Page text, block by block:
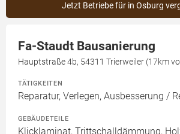
Jetzt Betriebe für in Osburg
Fa-Staudt Bausanierung
Hauptstraße 4b, 54311 Trierweiler (17km
TÄTIGKEITEN
Reparatur, Verlegen, Ausbesserung /
GEBÄUDETEILE
Klicklaminat, Trittschalldämmung,